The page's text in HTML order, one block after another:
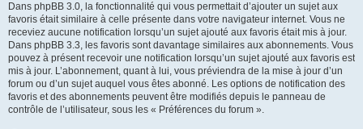
Dans phpBB 3.0, la fonctionnalité qui vous permettait d’ajouter un sujet aux
favoris était similaire à celle présente dans votre navigateur internet. Vous ne
receviez aucune notification lorsqu’un sujet ajouté aux favoris était mis à jour.
Dans phpBB 3.3, les favoris sont davantage similaires aux abonnements. Vous
pouvez à présent recevoir une notification lorsqu’un sujet ajouté aux favoris est
mis à jour. L’abonnement, quant à lui, vous préviendra de la mise à jour d’un
forum ou d’un sujet auquel vous êtes abonné. Les options de notification des
favoris et des abonnements peuvent être modifiés depuis le panneau de
contrôle de l’utilisateur, sous les « Préférences du forum ».